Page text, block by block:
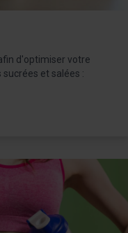
d'optimiser votre
et salées :